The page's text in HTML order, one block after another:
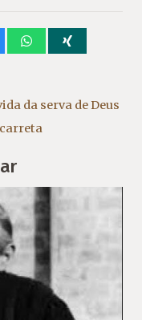
da serva de Deus